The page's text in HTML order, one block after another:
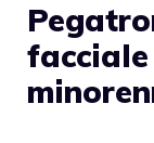
facciale